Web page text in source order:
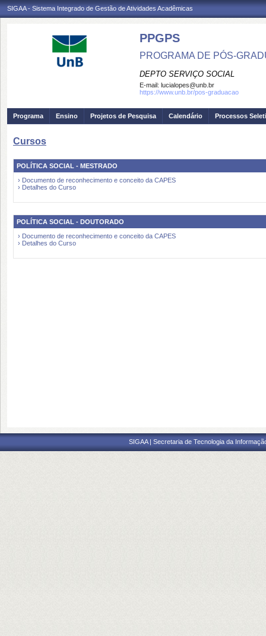
SIGAA - Sistema Integrado de Gestão de Atividades Acadêmicas
PPGPS
PROGRAMA DE PÓS-
DEPTO SERVIÇO SOCIAL
E-mail: lucialopes@unb.br
https://www.unb.br/pos-graduacao
Programa Ensino Projetos de Pesquisa Calendário Processos
Cursos
POLÍTICA SOCIAL - MESTRADO
› Documento de reconhecimento e conceito da CAPES
› Detalhes do Curso
POLÍTICA SOCIAL - DOUTORADO
› Documento de reconhecimento e conceito da CAPES
› Detalhes do Curso
SIGAA | Secretaria de Tecnologia da